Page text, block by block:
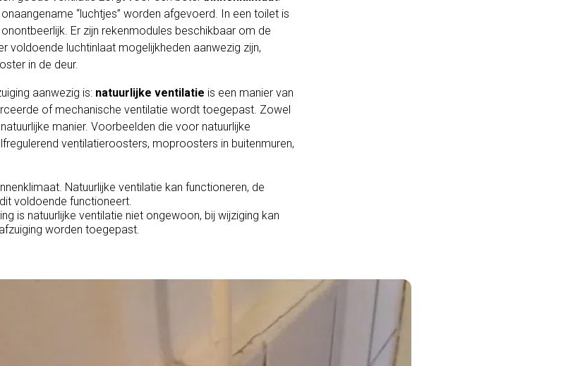
“luchtjes” worden afgevoerd. In een toilet is
Er zijn rekenmodules beschikbaar om de
voldoende luchtinlaat mogelijkheden aanwezig zijn,
in de deur.
aanwezig is: natuurlijke ventilatie is een manier van
of mechanische ventilatie wordt toegepast. Zowel
manier. Voorbeelden die voor natuurlijke
ventilatieroosters, moproosters in buitenmuren,
Natuurlijke ventilatie kan functioneren, de
voldoende functioneert.
is natuurlijke ventilatie niet ongewoon, bij wijziging kan
worden toegepast.